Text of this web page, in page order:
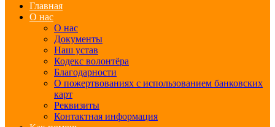
Главная
О нас
О нас
Документы
Наш устав
Кодекс волонтёра
Благодарности
О пожертвованиях с использованием банковских
карт
Реквизиты
Контактная информация